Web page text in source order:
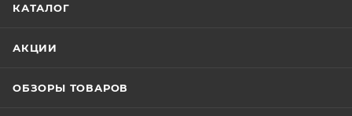
КАТАЛОГ
АКЦИИ
ОБЗОРЫ ТОВАРОВ